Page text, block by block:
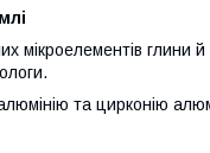
мікроелементів глини
та цирконію